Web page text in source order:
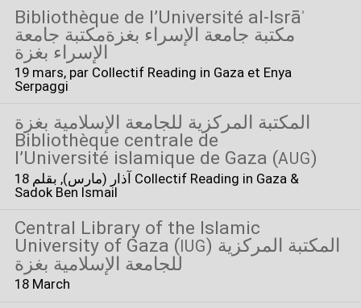
Bibliothèque de l’Université al-Isrāʾ
مكتبة جامعة الإسراء بغزةمكتبة جامعة
الإسراء بغزة
19 mars, par Collectif Reading in Gaza et Enya
Serpaggi
المكتبة المركزية للجامعة الإسلامية بغزة
Bibliothèque centrale de
l’Université islamique de Gaza (AUG)
18 آذار (مارس), بقلم Collectif Reading in Gaza &
Sadok Ben Ismail
Central Library of the Islamic
University of Gaza ( IUG) المكتبة المركزية
للجامعة الإسلامية بغزة
18 March